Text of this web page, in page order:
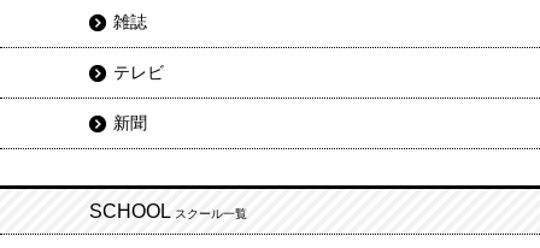
雑誌
テレビ
新聞
SCHOOL スクール一覧